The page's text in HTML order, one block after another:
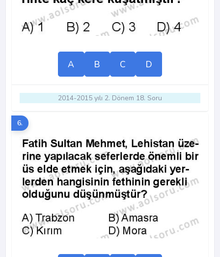
A B C D
2014-2015 yılı 2. Dönem 18. Soru
6.